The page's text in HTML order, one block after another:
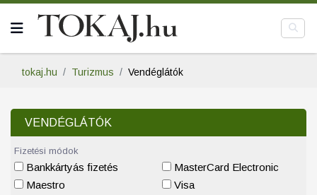
tokaj.hu Turizmus Vendéglátók
VENDÉGLÁTÓK
Fizetési módok
Bankkártyás fizetés
Maestro
MasterCard Electronic
Visa